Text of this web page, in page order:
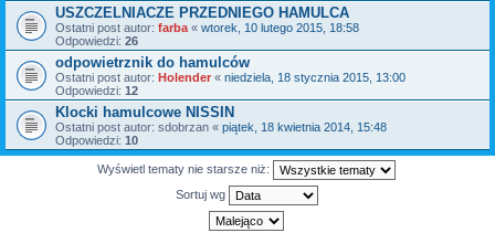
USZCZELNIACZE PRZEDNIEGO HAMULCA
Ostatni post autor: farba « wtorek, 10 lutego 2015, 18:58
Odpowiedzi: 26
odpowietrznik do hamulców
Ostatni post autor: Holender « niedziela, 18 stycznia 2015, 13:00
Odpowiedzi: 12
Klocki hamulcowe NISSIN
Ostatni post autor: sdobrzan « piątek, 18 kwietnia 2014, 15:48
Odpowiedzi: 10
Wyświetl tematy nie starsze niż:
Sortuj wg